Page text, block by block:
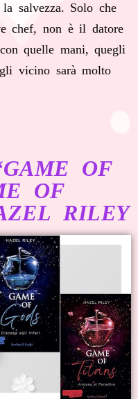
salvezza. Solo che
chef, non è il datore
quelle mani, quegli
vicino sarà molto
OF
OF
RILEY